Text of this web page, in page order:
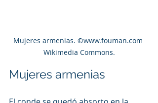
Mujeres armenias. ©www.fouman.com
Wikimedia Commons.
Mujeres armenias